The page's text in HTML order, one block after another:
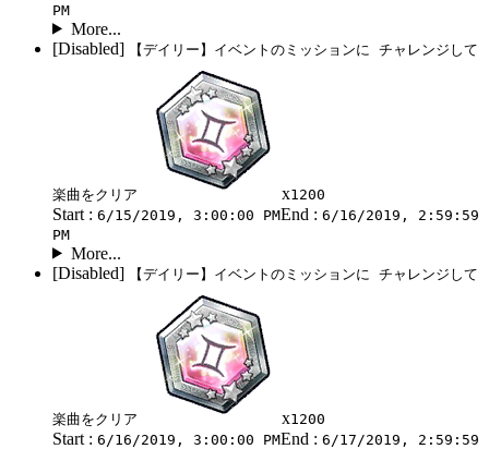
PM
More...
[Disabled]
【デイリー】イベントのミッションに チャレンジして
楽曲をクリア x1200
Start : 6/15/2019, 3:00:00 PMEnd : 6/16/2019, 2:59:59
PM
More...
[Disabled]
【デイリー】イベントのミッションに チャレンジして
楽曲をクリア x1200
Start : 6/16/2019, 3:00:00 PMEnd : 6/17/2019, 2:59:59